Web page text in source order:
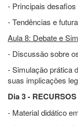
- Principais
- Tendências e
Aula 8: Debate e
- Discussão sobre
- Simulação prática
suas implicações
Dia 3 -
- Material didático